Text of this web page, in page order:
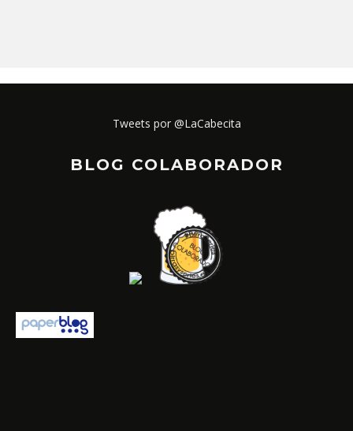
Tweets por @LaCabecita
BLOG COLABORADOR